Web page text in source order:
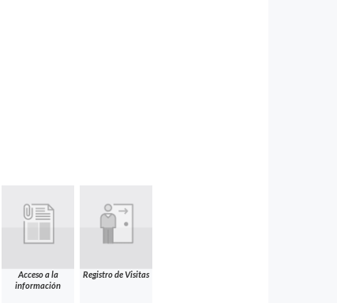
Acceso a la
información
Registro de Visitas